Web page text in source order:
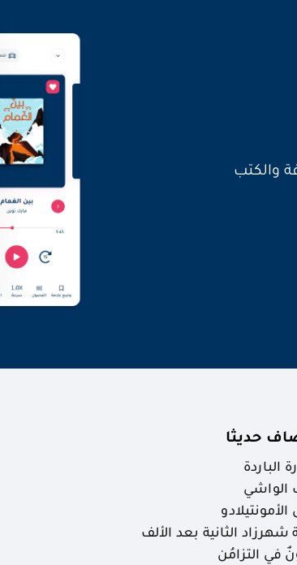
والكتب
حديثا
الباردة
الواشي
الأمونتيلادو
شهرزاد الثانية بعد الألف
في التزامُن